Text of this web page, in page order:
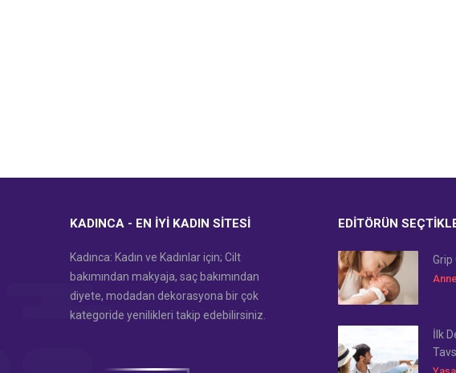
KADINCA - EN İYI KADIN SITESI
Kadınca: Kadın ve Kadınlar için; Cilt
bakımından makyaja, saç bakımından
diyete, modadan dekorasyona bir çok
kategoride yenilikleri takip edebilirsiniz.
EDITÖRÜN
Grip
İlk